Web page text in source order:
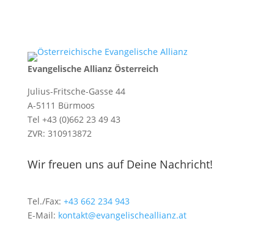
Evangelische Allianz Österreich
Julius-Fritsche-Gasse 44
A-5111 Bürmoos
Tel +43 (0)662 23 49 43
ZVR: 310913872
Wir freuen uns auf Deine Nachricht!
Tel./Fax: +43 662 234 943
E-Mail: kontakt@evangelischeallianz.at